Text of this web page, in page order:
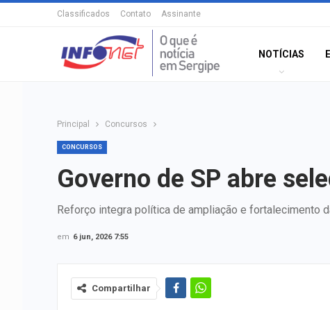
Classificados Contato Assinante
NOTÍCIAS
Principal Concursos
CONCURSOS
Governo de SP abre
Reforço integra política de ampliação e fortalecimento
em 6 jun, 2026 7:55
Compartilhar